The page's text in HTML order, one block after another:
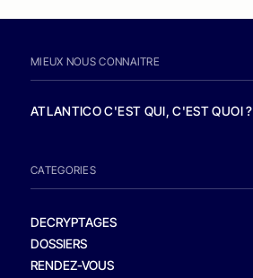
MIEUX NOUS CONNAITRE
ATLANTICO C'EST QUI, C'EST QUOI ?
CATEGORIES
DECRYPTAGES
DOSSIERS
RENDEZ-VOUS